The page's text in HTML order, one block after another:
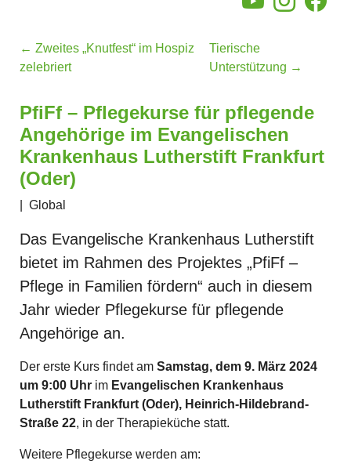
YouTubeInstagram
← Zweites „Knutfest“ im Hospiz
zelebriert
Tierische
Unterstützung →
PfiFf – Pflegekurse für pflegende
Angehörige im Evangelischen
Krankenhaus Lutherstift Frankfurt
(Oder)
Global
Das Evangelische Krankenhaus Lutherstift
bietet im Rahmen des Projektes „PfiFf –
Pflege in Familien fördern“ auch in diesem
Jahr wieder Pflegekurse für pflegende
Angehörige an.
Der erste Kurs findet am Samstag, dem 9. März 2024
um 9:00 Uhr im Evangelischen Krankenhaus
Lutherstift Frankfurt (Oder), Heinrich-Hildebrand-
Straße 22, in der Therapieküche statt.
Weitere Pflegekurse werden am: